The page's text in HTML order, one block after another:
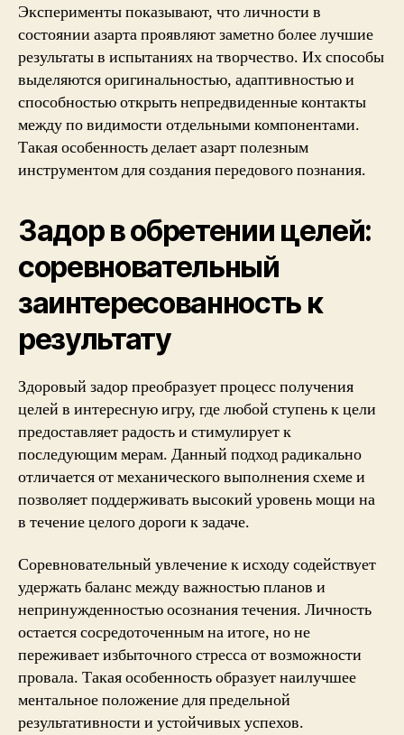
Эксперименты показывают, что личности в
состоянии азарта проявляют заметно более лучшие
результаты в испытаниях на творчество. Их способы
выделяются оригинальностью, адаптивностью и
способностью открыть непредвиденные контакты
между по видимости отдельными компонентами.
Такая особенность делает азарт полезным
инструментом для создания передового познания.
Задор в обретении целей:
соревновательный
заинтересованность к
результату
Здоровый задор преобразует процесс получения
целей в интересную игру, где любой ступень к цели
предоставляет радость и стимулирует к
последующим мерам. Данный подход радикально
отличается от механического выполнения схеме и
позволяет поддерживать высокий уровень мощи на
в течение целого дороги к задаче.
Соревновательный увлечение к исходу содействует
удержать баланс между важностью планов и
непринужденностью осознания течения. Личность
остается сосредоточенным на итоге, но не
переживает избыточного стресса от возможности
провала. Такая особенность образует наилучшее
ментальное положение для предельной
результативности и устойчивых успехов.